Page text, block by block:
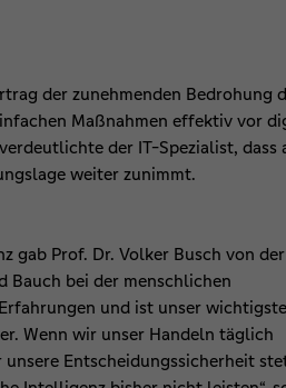
der zunehmenden Bedrohung
Maßnahmen effektiv vor
der IT-Spezialist, dass
weiter zunimmt.
gab Prof. Dr. Volker Busch von der
Bauch bei der menschlichen
und ist unser
Wenn wir unser Handeln täglich
Entscheidungssicherheit